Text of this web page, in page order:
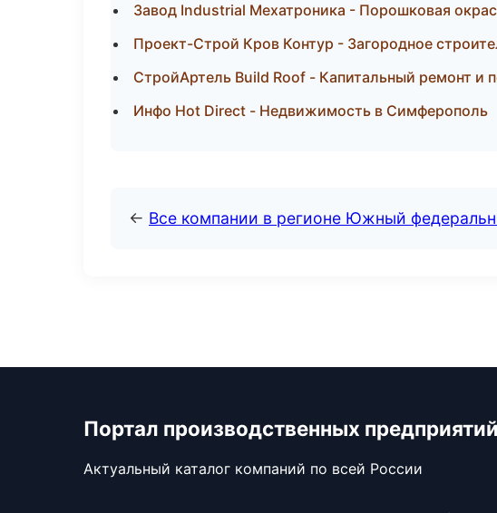
Завод Industrial Мехатроника - Порошковая
Проект-Строй Кров Контур - Загородное
СтройАртель Build Roof - Капитальный ремонт и
Инфо Hot Direct - Недвижимость в Симферополь
← Все компании в регионе Южный
Портал производственных предприятий
Актуальный каталог компаний по всей России